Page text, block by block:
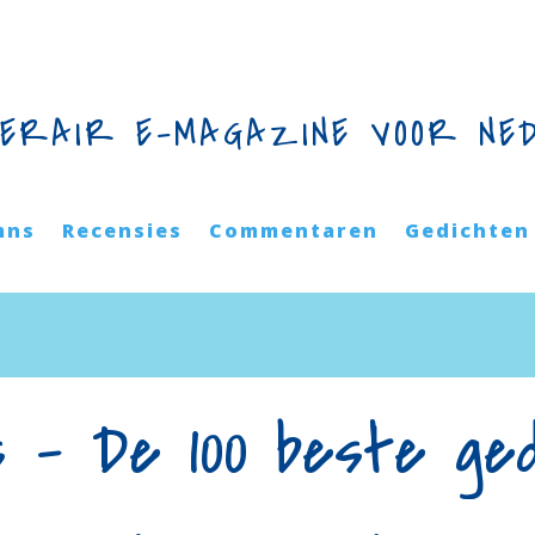
E-MAGAZINE VOOR
Recensies Commentaren Gedichten
De 100 beste